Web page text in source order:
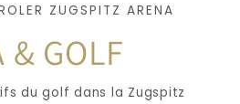
ZUGSPITZ ARENA
& GOLF
du golf dans la Zugspitz